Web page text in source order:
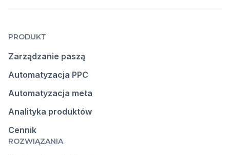
PRODUKT
Zarządzanie paszą
Automatyzacja PPC
Automatyzacja meta
Analityka produktów
Cennik
ROZWIĄZANIA